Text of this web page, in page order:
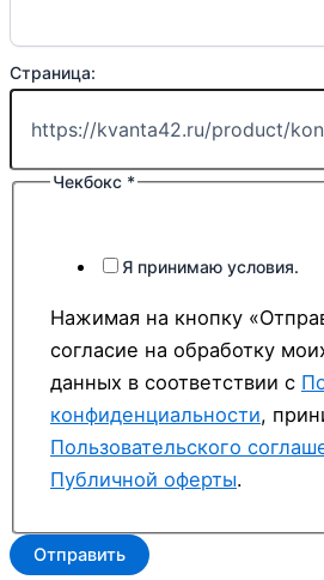
Эл.
Чекбокс
Страница:
Чекбокс *
Я принимаю условия.
Нажимая на кнопку
согласие на обработку
данных в соответствии с
конфиденциальности,
Пользовательского
Публичной оферты.
Отправить